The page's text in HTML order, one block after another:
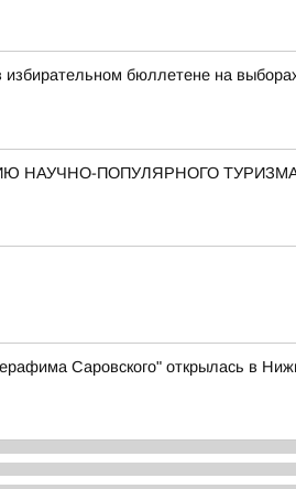
бюллетене на
НАУЧНО-ПОПУЛЯРНОГО
Саровского" открылась в